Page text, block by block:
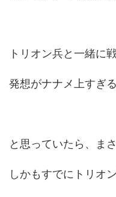
トリオン兵と一緒に戦
発想がナナメ上すぎる
と思っていたら、ま
しかもすでにトリオ